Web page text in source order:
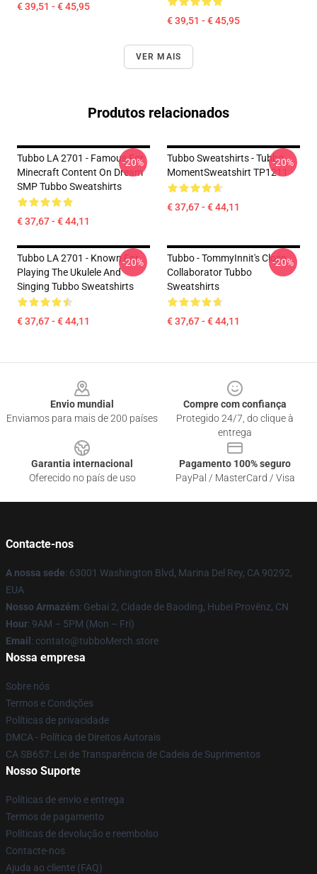
€ 39,51 - € 45,95
€ 39,51 - € 45,95
VER MAIS
Produtos relacionados
Tubbo LA 2701 - Famous For
Minecraft Content On Dream
SMP Tubbo Sweatshirts
€ 37,67 - € 44,11
-20%
Tubbo Sweatshirts - Tubbo
MomentSweatshirt TP1211
€ 37,67 - € 44,11
-20%
Tubbo LA 2701 - Known For
Playing The Ukulele And
Singing Tubbo Sweatshirts
€ 37,67 - € 44,11
-20%
Tubbo - TommyInnit's Close
Collaborator Tubbo
Sweatshirts
€ 37,67 - € 44,11
-20%
Envio mundial
Enviamos para mais de 200 países
Compre com confiança
Protegido 24/7, do clique à
entrega
Garantia internacional
Oferecido no país de uso
Pagamento 100% seguro
PayPal / MasterCard / Visa
Contacte-nos
A nossa sede: 63001 Washington Blvd, Marina Del Rey, CA 90292,
EUA
Nosso Armazém: Gebai 2, Cidade de Baoding, Hubei Provënz, CN
Hour: 9AM – 5PM (Mon – Fri)
Email : contato@tubboMerch.store
Nossa empresa
Sobre nós
Termos e Condições
Políticas de privacidade
DMCA - Política de Direitos Autorais
CA SB657: Lei de Transparência de Cadeia de Suprimentos
Nosso Suporte
Políticas de envio e entrega
Termos de pagamento
Políticas de devolução e reembolso
Contacte-nos
Ajuda ao cliente (FAQ)